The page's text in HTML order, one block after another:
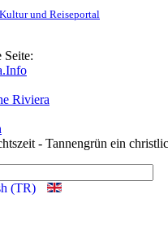
und Reiseportal
Seite:
Riviera
- Tannengrün ein